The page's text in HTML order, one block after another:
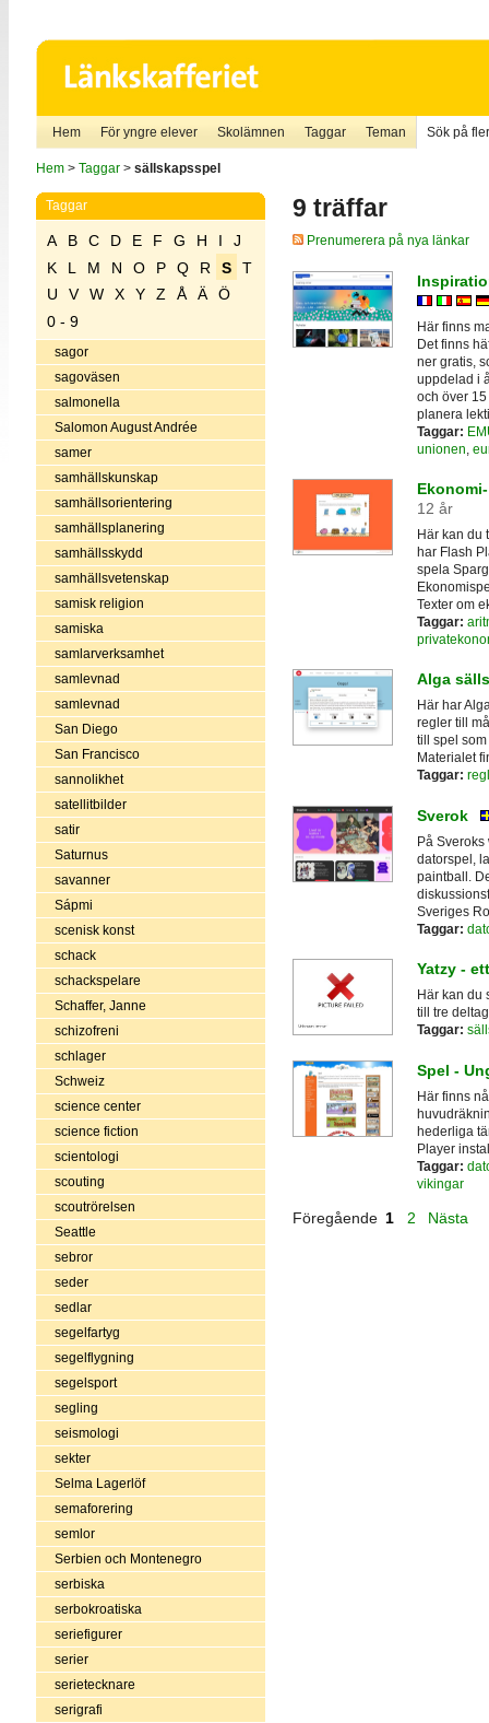
Hem För yngre elever Skolämnen Taggar Teman Sök på
Hem> Taggar> sällskapsspel
Taggar
A B C D E F G H I
J
K
L M N O P Q R S
T
U
V W X Y Z Å Ä
Ö
0 - 9
sagor
sagoväsen
salmonella
Salomon August Andrée
samer
samhällskunskap
samhällsorientering
samhällsplanering
samhällsskydd
samhällsvetenskap
samisk religion
samiska
samlarverksamhet
samlevnad
samlevnad
San Diego
San Francisco
sannolikhet
satellitbilder
satir
Saturnus
savanner
Sápmi
scenisk konst
schack
schackspelare
Schaffer, Janne
schizofreni
schlager
Schweiz
science center
science fiction
scientologi
scouting
scoutrörelsen
Seattle
sebror
seder
sedlar
segelfartyg
segelflygning
segelsport
segling
seismologi
sekter
Selma Lagerlöf
semaforering
semlor
Serbien och Montenegro
serbiska
serbokroatiska
seriefigurer
serier
serietecknare
serigrafi
9 träffar
Prenumerera på nya länkar
Här finns
Det finns
ner gratis,
uppdelad i
och över
planera
Taggar:
unionen
12 år
Här kan du
har Flash
spela
Texter om
Taggar:
Alga
Här har
regler till
till spel
Materialet
Taggar:
Sverok
På
datorspel,
paintball.
Sveriges
Taggar:
Yatzy -
Här kan du
till tre
Taggar:
Spel -
Här finns
hederliga
Player
Taggar:
vikingar
Föregående 1 2 Nästa